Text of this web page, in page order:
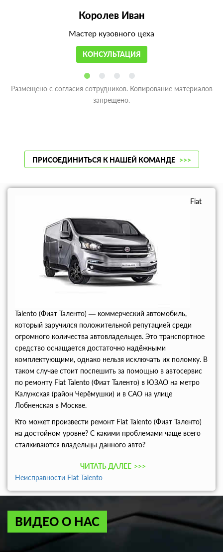
Королев Иван
Мастер кузовного цеха
КОНСУЛЬТАЦИЯ
Размещено с согласия сотрудников. Копирование материалов
запрещено.
ПРИСОЕДИНИТЬСЯ К НАШЕЙ КОМАНДЕ >>>
Fiat
Talento (Фиат Таленто) — коммерческий автомобиль,
который заручился положительной репутацией среди
огромного количества автовладельцев. Это транспортное
средство оснащается достаточно надёжными
комплектующими, однако нельзя исключать их поломку. В
таком случае стоит поспешить за помощью в автосервис
по ремонту Fiat Talento (Фиат Таленто) в ЮЗАО на метро
Калужская (район Черёмушки) и в САО на улице
Лобненская в Москве.
Кто может произвести ремонт Fiat Talento (Фиат Таленто)
на достойном уровне? С какими проблемами чаще всего
сталкиваются владельцы данного авто?
ЧИТАТЬ ДАЛЕЕ >>>
Неисправности Fiat Talento
ВИДЕО О НАС